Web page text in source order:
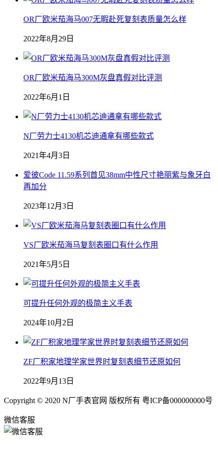
OR厂欧米茄海马007无暇赴死复刻表质量怎么样
2022年8月29日
OR厂欧米茄海马300M灰盘真假对比评测
2022年6月1日
N厂劳力士4130机芯迪通拿有哪些款式
2021年4月3日
爱彼Code 11.59系列首见38mm中性尺寸艳丽紫与象牙白
再加分
2023年12月3日
VS厂欧米茄海马复刻表圈口有什么作用
2021年5月5日
可提升任何外观的极简主义手表
2024年10月2日
ZF厂积家地理学家世界时复刻表细节还原如何
2022年9月13日
Copyright © 2020 N厂手表官网 版权所有 粤ICP备000000000号
微信客服